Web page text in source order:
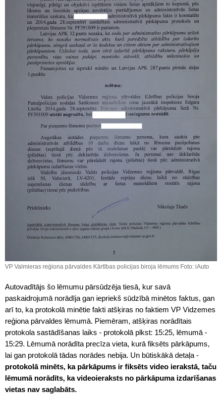
VP Valmieras reģiona pārvaldes Kārtības policijas biroja lēmums Foto: iAuto
Autovadītājs šo lēmumu pārsūdzēja tiesā, kur savā
paskaidrojumā norādīja gan iepriekš sūdzībā minētos faktus, gan
arī to, ka protokolā minētie fakti atšķiras no faktiem VP Vidzemes
reģiona pārvaldes lēmumā. Piemēram, atšķiras norādītais
protokola sastādīšanas laiks - protokolā plkst: 15:25, lēmumā -
15:29. Lēmumā norādīta precīza vieta, kurā fiksēts pārkāpums,
lai gan protokolā tādas norādes nebija. Un būtiskākā detaļa -
protokolā minēts, ka pārkāpums ir fiksēts video ierakstā, taču
lēmumā norādīts, ka videoieraksts no pārkāpuma izdarīšanas
vietas nav saglabāts.